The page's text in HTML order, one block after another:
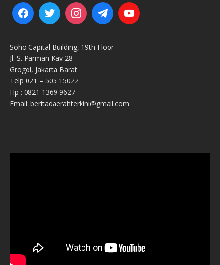
Soho Capital Building, 19th Floor
Jl. S. Parman Kav 28
Grogol, Jakarta Barat
Telp 021 – 505 15022
Hp : 0821 1369 9627
Email: beritadaerahterkini@gmail.com